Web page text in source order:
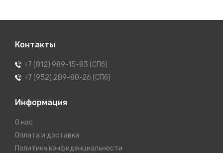
Контакты
+7 (812) 989-15-83 (СПб)
+7 (952) 289-88-26 (СПб)
Информация
О нас
Оплата и доставка
Политика конфиденциальности